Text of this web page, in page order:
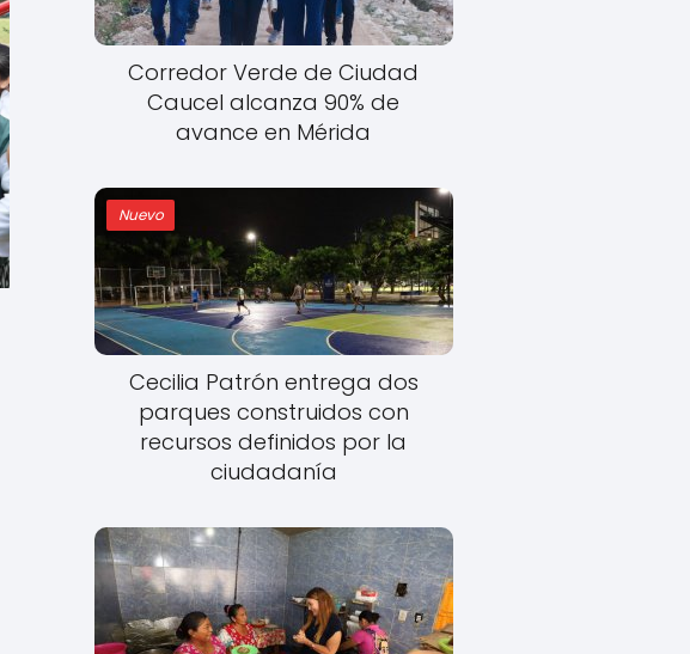
Corredor Verde de Ciudad
Caucel alcanza 90% de
avance en Mérida
Nuevo
Cecilia Patrón entrega dos
parques construidos con
recursos definidos por la
ciudadanía